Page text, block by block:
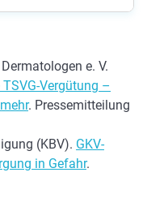
e. V.
Vergütung –
. Pressemitteilung
(KBV). GKV-
in Gefahr.